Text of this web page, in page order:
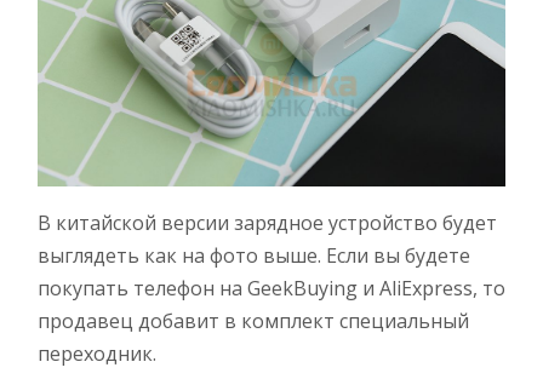
В китайской версии зарядное устройство будет
выглядеть как на фото выше. Если вы будете
покупать телефон на GeekBuying и AliExpress, то
продавец добавит в комплект специальный
переходник.